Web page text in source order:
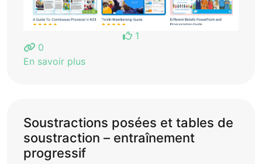
1
0
En savoir plus
Soustractions posées et tables de
soustraction – entraînement
progressif